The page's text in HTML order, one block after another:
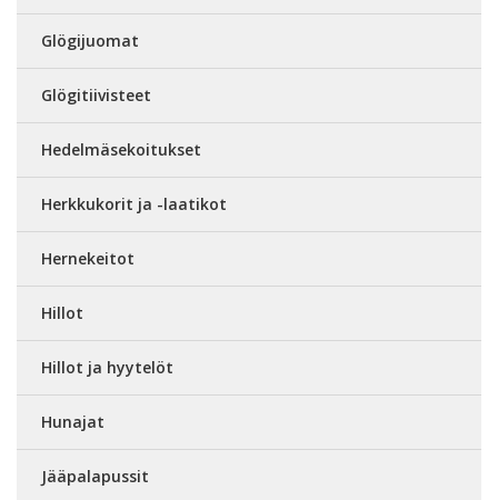
Glögijuomat
Glögitiivisteet
Hedelmäsekoitukset
Herkkukorit ja -laatikot
Hernekeitot
Hillot
Hillot ja hyytelöt
Hunajat
Jääpalapussit